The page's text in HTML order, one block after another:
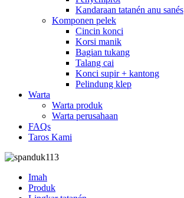
Kandaraan tatanén anu sanés
Komponen pelek
Cincin konci
Korsi manik
Bagian tukang
Talang cai
Konci supir + kantong
Pelindung klep
Warta
Warta produk
Warta perusahaan
FAQs
Taros Kami
Imah
Produk